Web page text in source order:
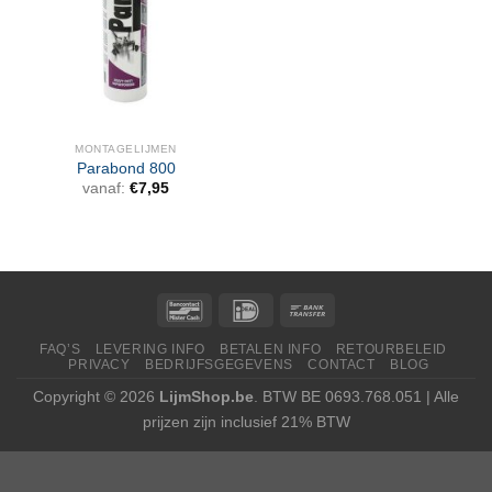
MONTAGELIJMEN
Parabond 800
vanaf: €7,95
FAQ’S LEVERING INFO BETALEN INFO
RETOURBELEID
PRIVACY
BEDRIJFSGEGEVENS CONTACT BLOG
Copyright © 2026 LijmShop.be . BTW BE 0693.768.051 | Alle
prijzen zijn inclusief 21% BTW